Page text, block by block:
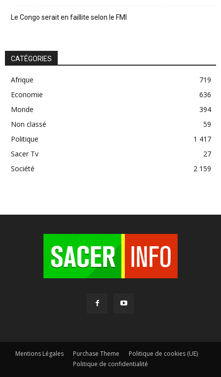
Le Congo serait en faillite selon le FMI
CATÉGORIES
Afrique
719
Economie
636
Monde
394
Non classé
59
Politique
1 417
Sacer Tv
27
Société
2 159
Mentions Légales Purchase Theme
Politique de cookies (UE)
Politique de confidentialité